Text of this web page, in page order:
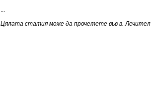
...
Цялата статия може да прочетете във в. Лечител